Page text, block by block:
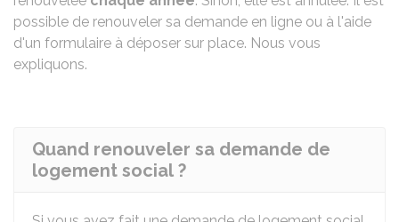
possible de renouveler sa demande en ligne ou à l'aide
d'un formulaire à déposer sur place. Nous vous
expliquons.
Quand renouveler sa demande de
logement social ?